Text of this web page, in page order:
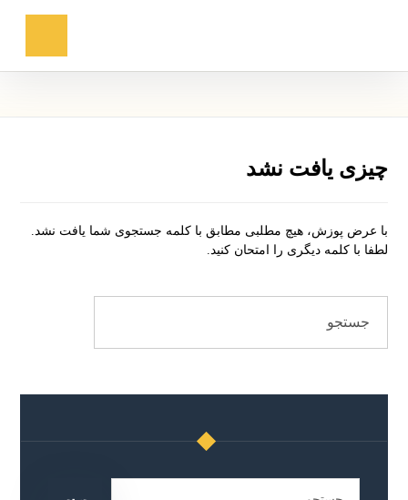
چیزی یافت نشد
با عرض پوزش، هیچ مطلبی مطابق با کلمه جستجوی شما یافت نشد.
لطفا با کلمه دیگری را امتحان کنید.